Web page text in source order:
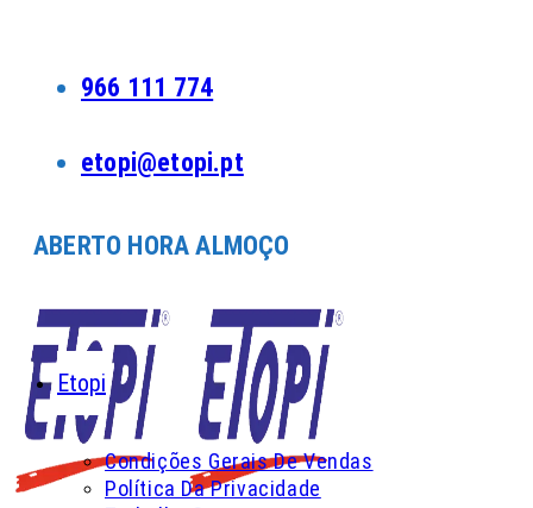
966 111 774
etopi@etopi.pt
ABERTO HORA ALMOÇO
Etopi
Condições Gerais De Vendas
Política Da Privacidade